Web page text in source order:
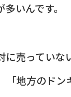
いんです。
に売っていな
「地方のド